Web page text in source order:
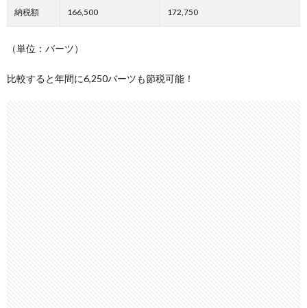
納税額 166,500 172,750
（単位：バーツ）
比較すると年間に6,250バーツも節税可能！